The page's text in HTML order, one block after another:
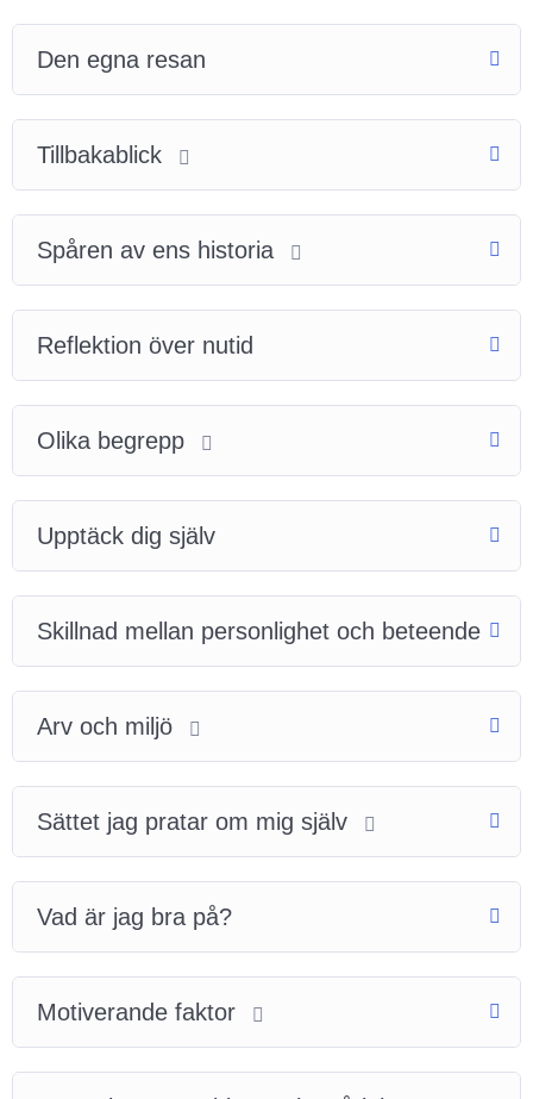
Den egna resan
Tillbakablick
Spåren av ens historia
Reflektion över nutid
Olika begrepp
Upptäck dig själv
Skillnad mellan personlighet och beteende
Arv och miljö
Sättet jag pratar om mig själv
Vad är jag bra på?
Motiverande faktor